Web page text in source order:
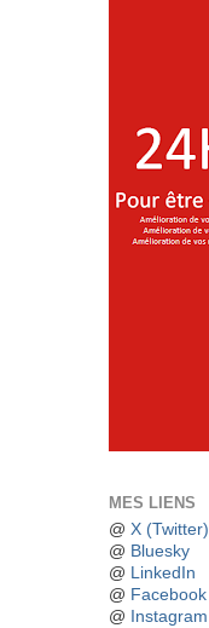
MES LIENS
@ X (Twitter)
@ Bluesky
@ LinkedIn
@ Facebook
@
Instagram